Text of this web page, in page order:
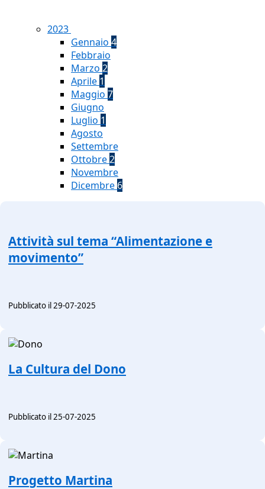
2023
Gennaio 4
Febbraio
Marzo 2
Aprile 1
Maggio 7
Giugno
Luglio 1
Agosto
Settembre
Ottobre2
Novembre
Dicembre 6
Attività sul tema “Alimentazione e
movimento”
Pubblicato il 29-07-2025
La Cultura del Dono
Pubblicato il 25-07-2025
Progetto Martina